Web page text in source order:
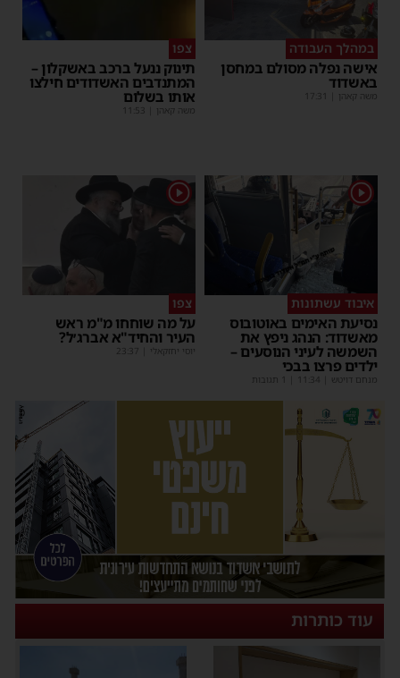
במהלך העבודה
אישה נפלה מסולם במחסן
באשדוד
משה קאהן 17:31
צפו
תינוק ננעל ברכב באשקלון –
המתנדבים האשדודים חילצו
אותו בשלום
משה קאהן 11:53
1
איבוד עשתונות
נסיעת האימים באוטובוס
מאשדוד: הנהג ניפץ את
השמשה לעיני הנוסעים –
ילדים פרצו בבכי
מנחם דויטש 11:34
1
צפו
על מה שוחחו מ"מ ראש
העיר והחיד"א אברג׳ל?
יוסי יחזקאלי 23:37
עוד כותרות